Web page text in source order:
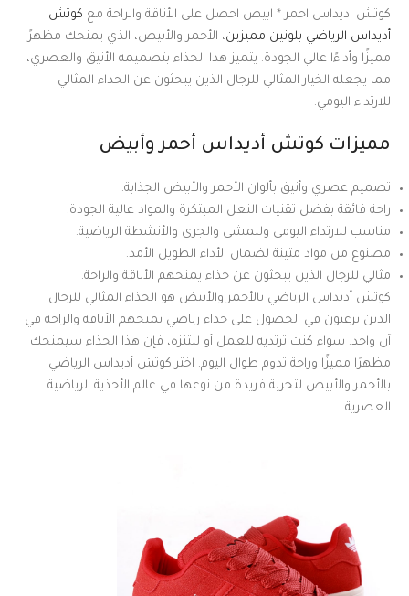
كوتش اديداس احمر * ابيض احصل على الأناقة والراحة مع كوتش
أديداس الرياضي بلونين مميزين، الأحمر والأبيض، الذي يمنحك مظهرًا
مميزًا وأداءًا عالي الجودة. يتميز هذا الحذاء بتصميمه الأنيق والعصري،
مما يجعله الخيار المثالي للرجال الذين يبحثون عن الحذاء المثالي
للارتداء اليومي.
مميزات كوتش أديداس أحمر وأبيض
تصميم عصري وأنيق بألوان الأحمر والأبيض الجذابة.
راحة فائقة بفضل تقنيات النعل المبتكرة والمواد عالية الجودة.
مناسب للارتداء اليومي وللمشي والجري والأنشطة الرياضية.
مصنوع من مواد متينة لضمان الأداء الطويل الأمد.
مثالي للرجال الذين يبحثون عن حذاء يمنحهم الأناقة والراحة.
كوتش أديداس الرياضي بالأحمر والأبيض هو الحذاء المثالي للرجال
الذين يرغبون في الحصول على حذاء رياضي يمنحهم الأناقة والراحة في
آن واحد. سواء كنت ترتديه للعمل أو للتنزه، فإن هذا الحذاء سيمنحك
مظهرًا مميزًا وراحة تدوم طوال اليوم. اختر كوتش أديداس الرياضي
بالأحمر والأبيض لتجربة فريدة من نوعها في عالم الأحذية الرياضية
العصرية.